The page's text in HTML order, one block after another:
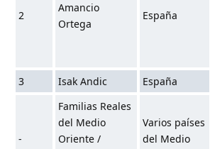
2
Amancio
Ortega
España
3
Isak Andic España
-
Familias Reales
del Medio
Oriente /
Varios países
del Medio